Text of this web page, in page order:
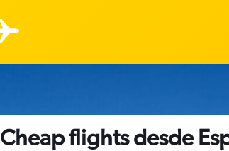
Cheap flights desde